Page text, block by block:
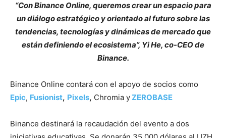
“Con Binance Online, queremos crear un espacio para
un diálogo estratégico y orientado al futuro sobre las
tendencias, tecnologías y dinámicas de mercado que
están definiendo el ecosistema”, Yi He, co-CEO de
Binance.
Binance Online contará con el apoyo de socios como
Epic, Fusionist, Pixels, Chromia yZEROBASE
Binance destinará la recaudación del evento a dos